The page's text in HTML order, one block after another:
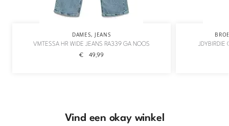
DAMES, JEANS
VMTESSA HR WIDE JEANS RA339 GA NOOS
€ 49,99
JDYBIRDIE
Vind een okay winkel